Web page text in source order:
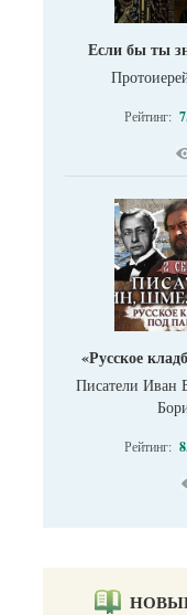
Если бы ты
Рейтинг:
«Русское
Писатели
Рейтинг: